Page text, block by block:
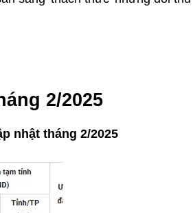
2/2025
nhật tháng 2/2025